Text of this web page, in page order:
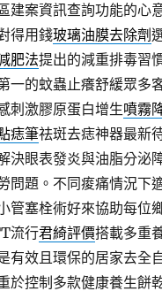
建案資訊查詢功能的心
得用錢玻璃油膜去除劑
肥法提出的減重排毒習
一的蚊蟲止癢舒緩眾多
刺激膠原蛋白增生噴霧
痣筆祛斑去痣神器最新
決眼表發炎與油脂分泌
問題。不同痠痛情況下
管塞栓術好來協助每位
流行君綺評價搭載多重
有效且環保的居家去全
於控制多款健康養生餅